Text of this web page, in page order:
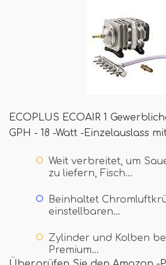
ECOPLUS ECOAIR 1
GPH - 18 -Watt -Einzelauslass
Weit verbreitet, um
zu liefern, Fisch…
Beinhaltet
einstellbaren…
Zylinder und Kolben
Premium…